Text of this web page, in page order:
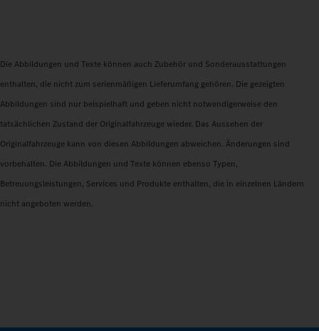
Die Abbildungen und Texte können auch Zubehör und Sonderausstattungen
enthalten, die nicht zum serienmäßigen Lieferumfang gehören. Die gezeigten
Abbildungen sind nur beispielhaft und geben nicht notwendigerweise den
tatsächlichen Zustand der Originalfahrzeuge wieder. Das Aussehen der
Originalfahrzeuge kann von diesen Abbildungen abweichen. Änderungen sind
vorbehalten. Die Abbildungen und Texte können ebenso Typen,
Betreuungsleistungen, Services und Produkte enthalten, die in einzelnen Ländern
nicht angeboten werden.